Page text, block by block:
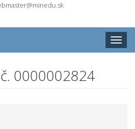
Toggle
0000002824